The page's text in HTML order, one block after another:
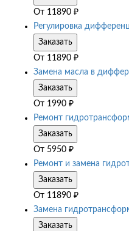
От 11890 ₽
Регулировка
Заказать
От 11890 ₽
Замена масла в
Заказать
От 1990 ₽
Ремонт
Заказать
От 5950 ₽
Ремонт и замена
Заказать
От 11890 ₽
Замена
Заказать